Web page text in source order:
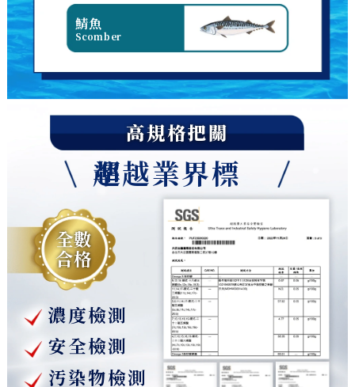
鯖魚
Scomber
高規格把關
超越業界標準
全數
合格
濃度檢測
安全檢測
汚染物檢測